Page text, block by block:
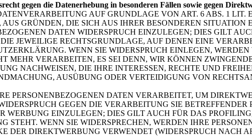
gegen die Datenerhebung in besonderen Fällen sowie gegen
AUF GRUNDLAGE VON ART. 6 ABS. 1 LIT.
AUS GRÜNDEN, DIE SICH AUS IHRER BESONDEREN SITUATION
DATEN WIDERSPRUCH EINZULEGEN; DIES GILT
JEWEILIGE RECHTSGRUNDLAGE, AUF DENEN EINE
WENN SIE WIDERSPRUCH EINLEGEN,
MEHR VERARBEITEN, ES SEI DENN, WIR KÖNNEN
NACHWEISEN, DIE IHRE INTERESSEN, RECHTE UND
AUSÜBUNG ODER VERTEIDIGUNG VON
PERSONENBEZOGENEN DATEN VERARBEITET, UM
GEGEN DIE VERARBEITUNG SIE
WERBUNG EINZULEGEN; DIES GILT AUCH FÜR DAS
STEHT. WENN SIE WIDERSPRECHEN, WERDEN IHRE
DER DIREKTWERBUNG VERWENDET (WIDERSPRUCH NACH